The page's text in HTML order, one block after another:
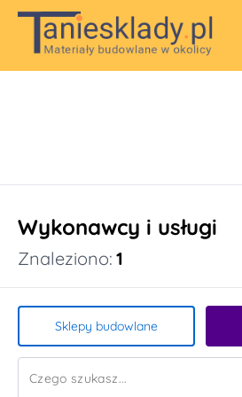
Wykonawcy i usługi
Znaleziono: 1
Sklepy budowlane